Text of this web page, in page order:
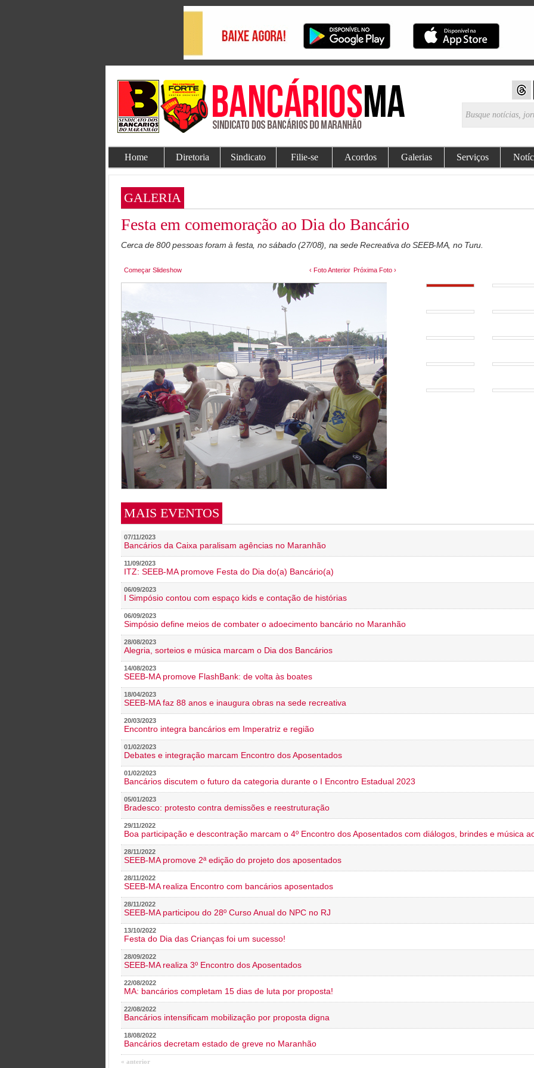
Home Diretoria Sindicato Filie-se Acordos Galerias Serviços
GALERIA
Festa em comemoração ao Dia do Bancário
Cerca de 800 pessoas foram à festa, no sábado (27/08), na sede Recreativa do SEEB-MA, no Turu.
Começar Slideshow ‹ Foto Anterior Próxima Foto ›
MAIS EVENTOS
07/11/2023
Bancários da Caixa paralisam agências no Maranhão
11/09/2023
ITZ: SEEB-MA promove Festa do Dia do(a) Bancário(a)
06/09/2023
I Simpósio contou com espaço kids e contação de histórias
06/09/2023
Simpósio define meios de combater o adoecimento bancário no Maranhão
28/08/2023
Alegria, sorteios e música marcam o Dia dos Bancários
14/08/2023
SEEB-MA promove FlashBank: de volta às boates
18/04/2023
SEEB-MA faz 88 anos e inaugura obras na sede recreativa
20/03/2023
Encontro integra bancários em Imperatriz e região
01/02/2023
Debates e integração marcam Encontro dos Aposentados
01/02/2023
Bancários discutem o futuro da categoria durante o I Encontro Estadual 2023
05/01/2023
Bradesco: protesto contra demissões e reestruturação
29/11/2022
Boa participação e descontração marcam o 4º Encontro dos Aposentados com diálogos, brindes e música
28/11/2022
SEEB-MA promove 2ª edição do projeto dos aposentados
28/11/2022
SEEB-MA realiza Encontro com bancários aposentados
28/11/2022
SEEB-MA participou do 28º Curso Anual do NPC no RJ
13/10/2022
Festa do Dia das Crianças foi um sucesso!
28/09/2022
SEEB-MA realiza 3º Encontro dos Aposentados
22/08/2022
MA: bancários completam 15 dias de luta por proposta!
22/08/2022
Bancários intensificam mobilização por proposta digna
18/08/2022
Bancários decretam estado de greve no Maranhão
« anterior